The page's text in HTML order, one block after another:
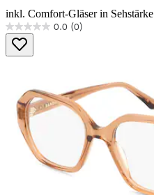
inkl. Comfort-Gläser in Sehstärke
0.0 (0)
0.0
von
5